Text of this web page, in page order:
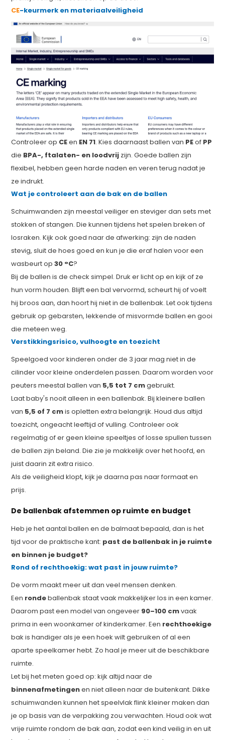
CE-keurmerk en materiaalveiligheid
Controleer op CEen EN 71. Kies daarnaast ballen van PEof PP
die BPA-, ftalaten- en loodvrij zijn. Goede ballen zijn
flexibel, hebben geen harde naden en veren terug nadat je
ze indrukt.
Wat je controleert aan de bak en de ballen
Schuimwanden zijn meestal veiliger en steviger dan sets met
stokken of stangen. Die kunnen tijdens het spelen breken of
losraken. Kijk ook goed naar de afwerking: zijn de naden
stevig, sluit de hoes goed en kun je die eraf halen voor een
wasbeurt op30 °C?
Bij de ballen is de check simpel. Druk er licht op en kijk of ze
hun vorm houden. Blijft een bal vervormd, scheurt hij of voelt
hij broos aan, dan hoort hij niet in de ballenbak. Let ook tijdens
gebruik op gebarsten, lekkende of misvormde ballen en gooi
die meteen weg.
Verstikkingsrisico, vulhoogte en toezicht
Speelgoed voor kinderen onder de 3 jaar mag niet in de
cilinder voor kleine onderdelen passen. Daarom worden voor
peuters meestal ballen van 5,5 tot 7 cmgebruikt.
Laat baby's nooit alleen in een ballenbak. Bij kleinere ballen
van 5,5 of 7 cmis opletten extra belangrijk. Houd dus altijd
toezicht, ongeacht leeftijd of vulling. Controleer ook
regelmatig of er geen kleine speeltjes of losse spullen tussen
de ballen zijn beland. Die zie je makkelijk over het hoofd, en
juist daarin zit extra risico.
Als de veiligheid klopt, kijk je daarna pas naar formaat en
prijs.
De ballenbak afstemmen op ruimte en budget
Heb je het aantal ballen en de balmaat bepaald, dan is het
tijd voor de praktische kant: past de ballenbak in je ruimte
en binnen je budget?
Rond of rechthoekig: wat past in jouw ruimte?
De vorm maakt meer uit dan veel mensen denken.
Een rondeballenbak staat vaak makkelijker los in een kamer.
Daarom past een model van ongeveer 90–100 cmvaak
prima in een woonkamer of kinderkamer. Een rechthoekige
bak is handiger als je een hoek wilt gebruiken of al een
aparte speelkamer hebt. Zo haal je meer uit de beschikbare
ruimte.
Let bij het meten goed op: kijk altijd naar de
binnenafmetingenen niet alleen naar de buitenkant. Dikke
schuimwanden kunnen het speelvlak flink kleiner maken dan
je op basis van de verpakking zou verwachten. Houd ook wat
vrije ruimte rondom de bak aan, zodat een kind veilig in en uit